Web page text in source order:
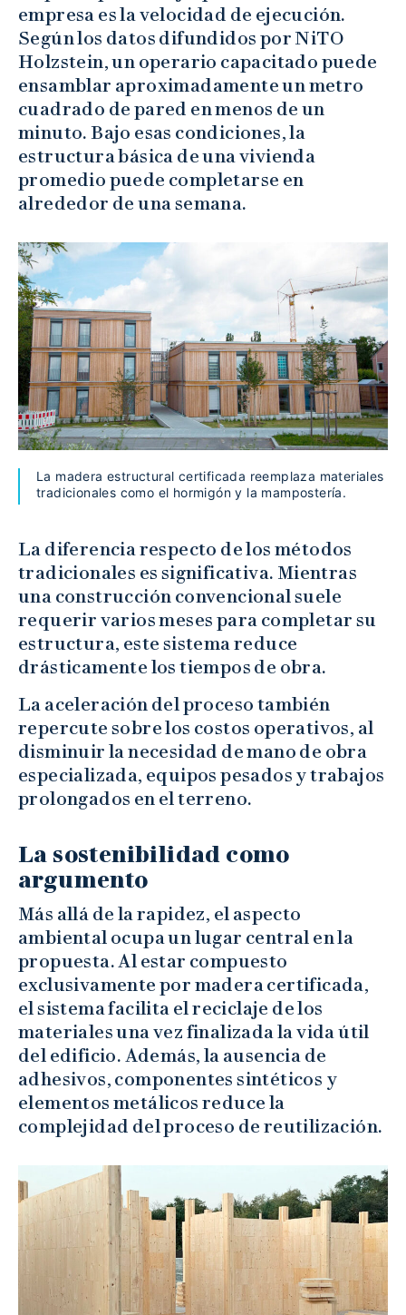
empresa es la velocidad de ejecución.
Según los datos difundidos por NiTO
Holzstein, un operario capacitado puede
ensamblar aproximadamente un metro
cuadrado de pared en menos de un
minuto. Bajo esas condiciones, la
estructura básica de una vivienda
promedio puede completarse en
alrededor de una semana.
La madera estructural certificada reemplaza materiales
tradicionales como el hormigón y la mampostería.
La diferencia respecto de los métodos
tradicionales es significativa. Mientras
una construcción convencional suele
requerir varios meses para completar su
estructura, este sistema reduce
drásticamente los tiempos de obra.
La aceleración del proceso también
repercute sobre los costos operativos, al
disminuir la necesidad de mano de obra
especializada, equipos pesados y trabajos
prolongados en el terreno.
La sostenibilidad como
argumento
Más allá de la rapidez, el aspecto
ambiental ocupa un lugar central en la
propuesta. Al estar compuesto
exclusivamente por madera certificada,
el sistema facilita el reciclaje de los
materiales una vez finalizada la vida útil
del edificio. Además, la ausencia de
adhesivos, componentes sintéticos y
elementos metálicos reduce la
complejidad del proceso de reutilización.